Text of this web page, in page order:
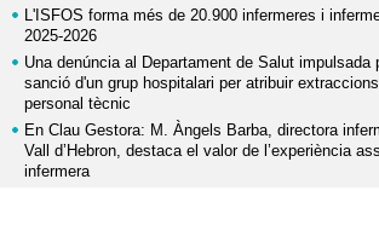
L'ISFOS forma més de 20.900 infermeres i
2025-2026
Una denúncia al Departament de Salut impulsada
sanció d'un grup hospitalari per atribuir
personal tècnic
En Clau Gestora: M. Àngels Barba, directora
Vall d’Hebron, destaca el valor de l’experiència
infermera